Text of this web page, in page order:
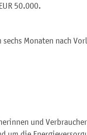
50.000.
Monaten nach
und